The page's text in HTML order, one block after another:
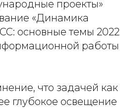
проекты»
«Динамика
основные темы 2022
работы
что задачей как
глубокое освещение